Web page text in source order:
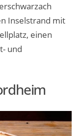
Inselstrand mit
einen
und